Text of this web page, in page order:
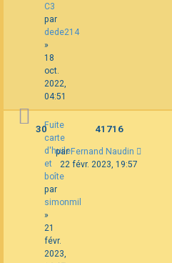
C3
par
dede214
»
18
oct.
2022,
04:51
Fuite
carte
d'huile
et
boîte
par
simonmil
»
21
févr.
2023,
30 41716
parFernand Naudin
22 févr. 2023, 19:57